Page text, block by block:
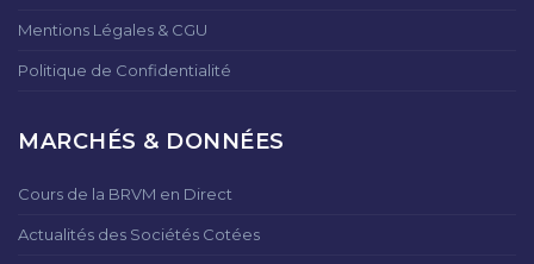
Mentions Légales & CGU
Politique de Confidentialité
MARCHÉS & DONNÉES
Cours de la BRVM en Direct
Actualités des Sociétés Cotées